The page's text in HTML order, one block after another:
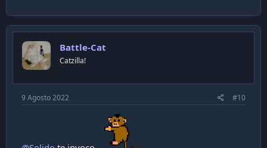
Battle-Cat
Catzilla!
9 Agosto 2022 #10